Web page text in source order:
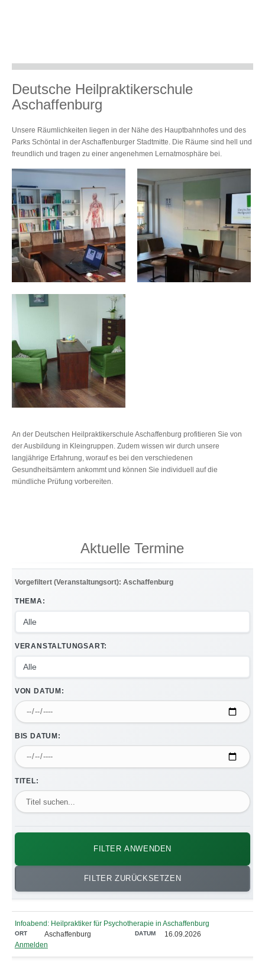
Deutsche Heilpraktikerschule
Aschaffenburg
Unsere Räumlichkeiten liegen in der Nähe des Hauptbahnhofes und des
Parks Schöntal in der Aschaffenburger Stadtmitte. Die Räume sind hell und
freundlich und tragen zu einer angenehmen Lernatmosphäre bei.
An der Deutschen Heilpraktikerschule Aschaffenburg profitieren Sie von
der Ausbildung in Kleingruppen. Zudem wissen wir durch unsere
langjährige Erfahrung, worauf es bei den verschiedenen
Gesundheitsämtern ankommt und können Sie individuell auf die
mündliche Prüfung vorbereiten.
Aktuelle Termine
Vorgefiltert (Veranstaltungsort): Aschaffenburg
THEMA:
VERANSTALTUNGSART:
VON DATUM:
BIS DATUM:
TITEL:
FILTER ANWENDEN
FILTER ZURÜCKSETZEN
Infoabend: Heilpraktiker für Psychotherapie in Aschaffenburg
Aschaffenburg
16.09.2026
Anmelden